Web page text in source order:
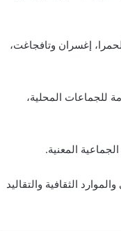
إغسران وتافجاغت،
للجماعات المحلية،
المعنية.
الثقافية والتقاليد